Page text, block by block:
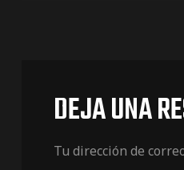
DEJA UNA
Tu dirección de